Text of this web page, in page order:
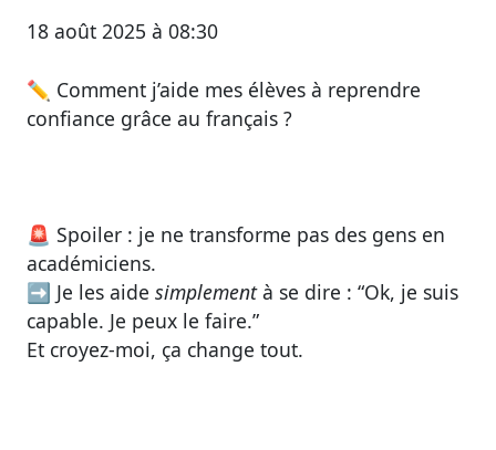
18 août 2025 à 08:30
✏️ Comment j’aide mes élèves à reprendre
confiance grâce au français ?
🚨 Spoiler : je ne transforme pas des gens en
académiciens.
➡ Je les aide simplementà se dire : “Ok, je suis
capable. Je peux le faire.”
Et croyez-moi, ça change tout.